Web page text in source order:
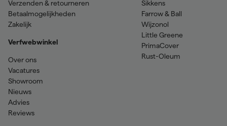
Verzenden & retourneren
Betaalmogelijkheden
Zakelijk
Verfwebwinkel
Over ons
Vacatures
Showroom
Nieuws
Advies
Reviews
Sikkens
Farrow & Ball
Wijzonol
Little Greene
PrimaCover
Rust-Oleum